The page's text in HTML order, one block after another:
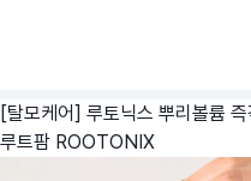
[탈모케어] 루토닉스 뿌리볼륨
루트팜 ROOTONIX